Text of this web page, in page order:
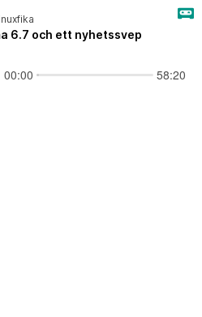
6.7 och ett nyhetssvep